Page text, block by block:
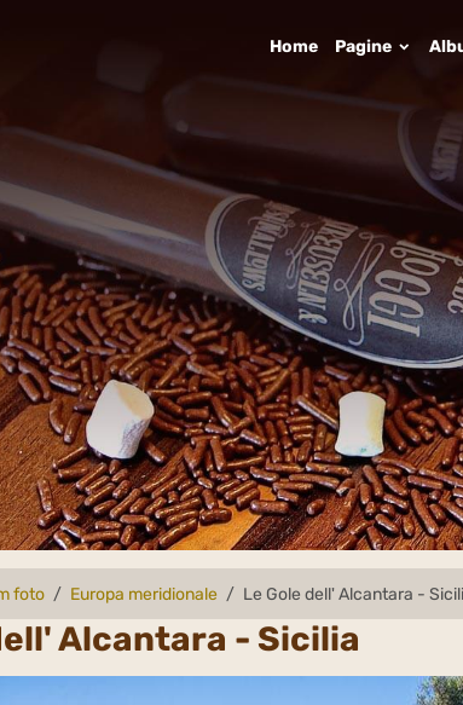
Home Pagine
foto Europa meridionale Le Gole dell' Alcantara -
Alcantara - Sicilia